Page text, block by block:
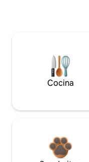
Cocina